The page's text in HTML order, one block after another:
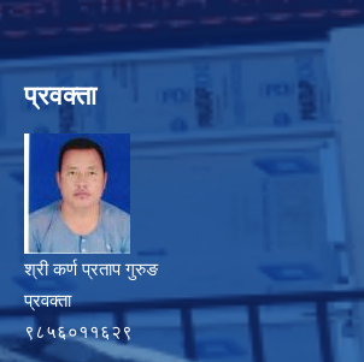
प्रवक्ता
श्री कर्ण प्रताप गुरुङ
प्रवक्ता
९८५६०११६२९